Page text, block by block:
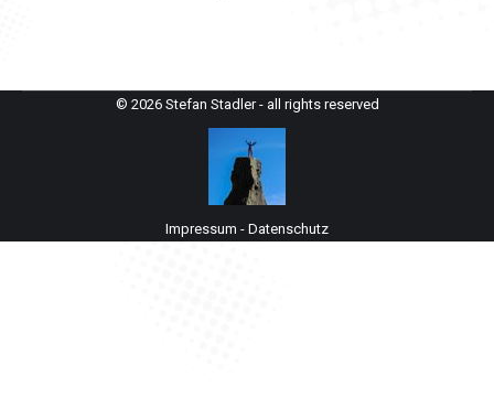
© 2026 Stefan Stadler - all rights reserved
Impressum - Datenschutz